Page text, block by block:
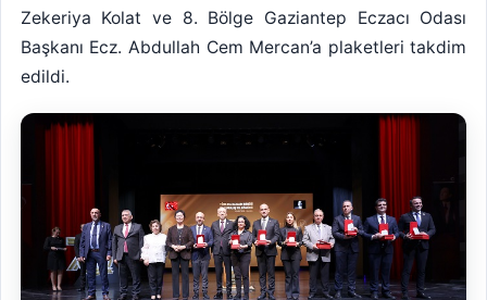
Zekeriya Kolat ve 8. Bölge Gaziantep Eczacı Odası
Başkanı Ecz. Abdullah Cem Mercan’a plaketleri takdim
edildi.